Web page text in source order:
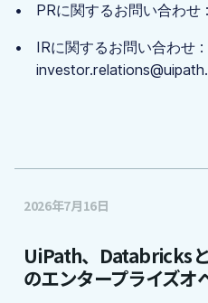
PRに関するお問い合わせ
IRに関するお問い合わせ :
2026年7月16日
UiPath、Databricks
のエンタープライズオ